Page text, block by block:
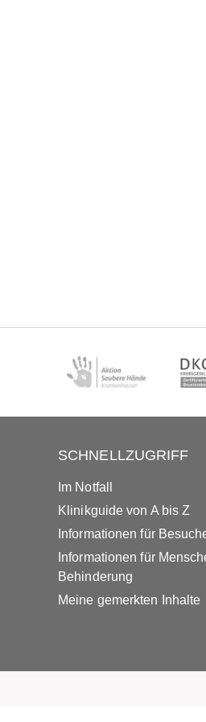
SCHNELLZUGRIFF
Im Notfall
Klinikguide von A bis Z
Informationen für
Informationen für
Behinderung
Meine gemerkten Inhalte